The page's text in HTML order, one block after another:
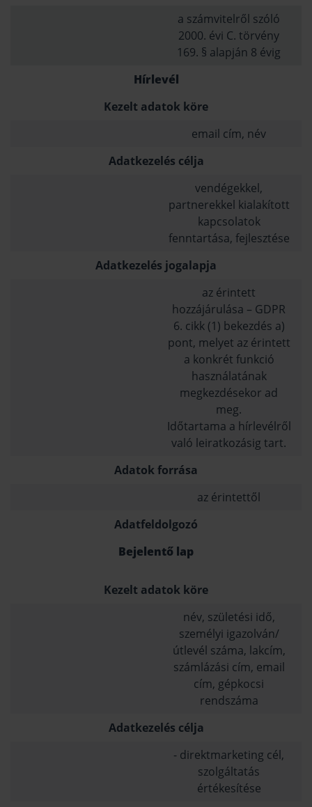
a számvitelről szóló
2000. évi C. törvény
169. § alapján 8 évig
Hírlevél
Kezelt adatok köre
email cím, név
Adatkezelés célja
vendégekkel,
partnerekkel kialakított
kapcsolatok
fenntartása, fejlesztése
Adatkezelés jogalapja
az érintett
hozzájárulása – GDPR
6. cikk (1) bekezdés a)
pont, melyet az érintett
a konkrét funkció
használatának
megkezdésekor ad
meg.
Időtartama a hírlevélről
való leiratkozásig tart.
Adatok forrása
az érintettől
Adatfeldolgozó
Bejelentő lap
Kezelt adatok köre
név, születési idő,
személyi igazolván/
útlevél száma, lakcím,
számlázási cím, email
cím, gépkocsi
rendszáma
Adatkezelés célja
- direktmarketing cél,
szolgáltatás
értékesítése